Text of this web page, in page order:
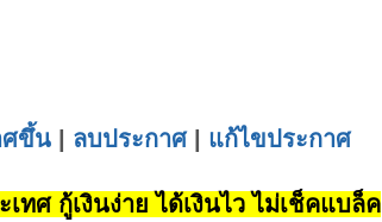
ศขึ้น ลบประกาศ| แก้ไขประกาศ
ศ กู้เงินง่าย ได้เงินไว ไม่เช็คแบล็ค